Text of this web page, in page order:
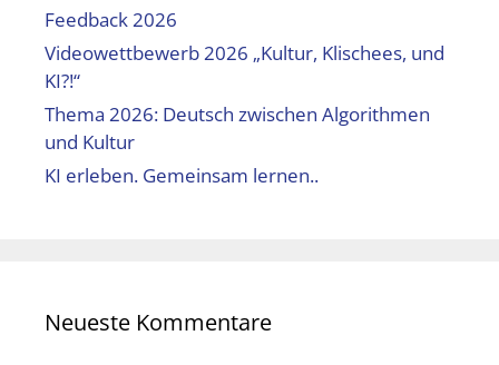
Feedback 2026
Videowettbewerb 2026 „Kultur, Klischees, und
KI?!“
Thema 2026: Deutsch zwischen Algorithmen
und Kultur
KI erleben. Gemeinsam lernen..
Neueste Kommentare